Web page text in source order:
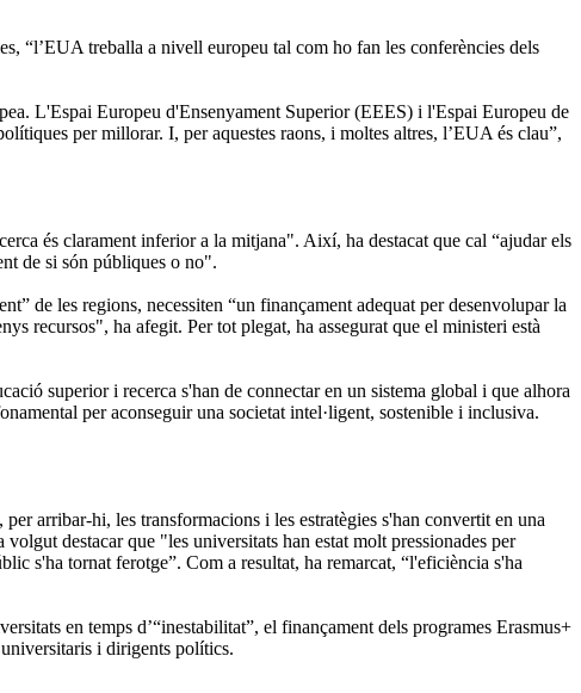
“l’EUA treballa a nivell europeu tal com ho fan les conferències dels
L'Espai Europeu d'Ensenyament Superior (EEES) i l'Espai Europeu de
per millorar. I, per aquestes raons, i moltes altres, l’EUA és clau”,
és clarament inferior a la mitjana". Així, ha destacat que cal “ajudar els
de si són públiques o no".
de les regions, necessiten “un finançament adequat per desenvolupar la
recursos", ha afegit. Per tot plegat, ha assegurat que el ministeri està
superior i recerca s'han de connectar en un sistema global i que alhora
per aconseguir una societat intel·ligent, sostenible i inclusiva.
arribar-hi, les transformacions i les estratègies s'han convertit en una
volgut destacar que "les universitats han estat molt pressionades per
s'ha tornat ferotge”. Com a resultat, ha remarcat, “l'eficiència s'ha
en temps d’“inestabilitat”, el finançament dels programes Erasmus+
i dirigents polítics.